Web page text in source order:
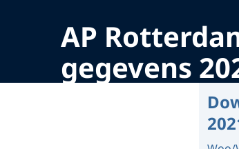
AP
gegevens